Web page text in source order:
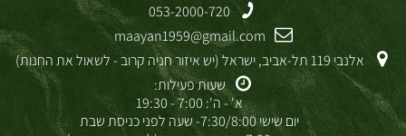
053-2000-720
maayan1959@gmail.com
אלנבי 119 תל-אביב, ישראל (יש איזור חניה קרוב - לשאול את החנות)
שעות פעילות:
א' - ה': 7:00 - 19:30
יום שישי 7:30/8:00- שעה לפני כניסת שבת